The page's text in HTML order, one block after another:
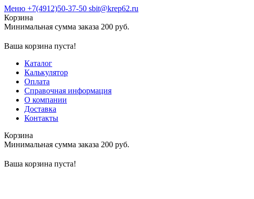
Меню +7(4912)50-37-50 sbit@krep62.ru
Корзина
Минимальная сумма заказа 200 руб.
Ваша корзина пуста!
Каталог
Калькулятор
Оплата
Справочная информация
О компании
Доставка
Контакты
Корзина
Минимальная сумма заказа 200 руб.
Ваша корзина пуста!